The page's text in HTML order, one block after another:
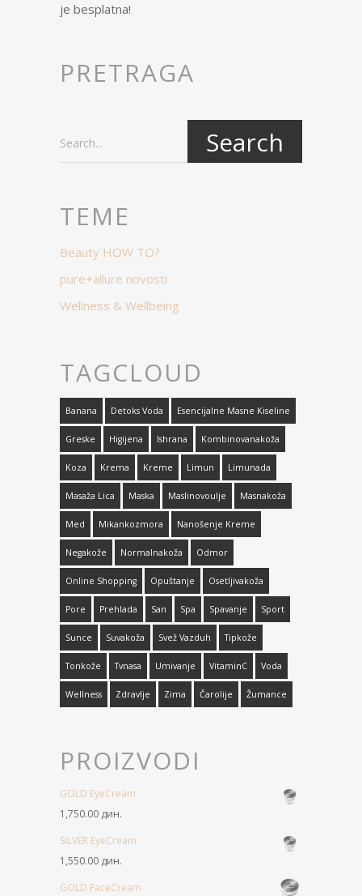
je besplatna!
PRETRAGA
Search...
TEME
Beauty HOW TO?
pure+allure novosti
Wellness & Wellbeing
TAGCLOUD
Banana Detoks Voda Esencijalne Masne Kiseline
Greske Higijena Ishrana Kombinovanakoža
Koza Krema Kreme Limun Limunada
Masaža Lica Maska Maslinovoulje Masnakoža
Med Mikankozmora Nanošenje Kreme
Negakože Normalnakoža Odmor
Online Shopping Opuštanje Osetljivakoža
Pore Prehlada San Spa Spavanje Sport
Sunce Suvakoža Svež Vazduh Tipkože
Tonkože Tvnasa Umivanje VitaminC Voda
Wellness Zdravlje Zima Čarolije Žumance
PROIZVODI
GOLD EyeCream
1,750.00 дин.
SILVER EyeCream
1,550.00 дин.
GOLD FaceCream